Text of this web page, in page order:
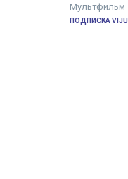
Мультфильм
ПОДПИСКА VIJU